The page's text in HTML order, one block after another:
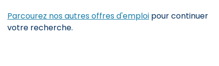
Parcourez nos autres offres d'emploi pour continuer
votre recherche.